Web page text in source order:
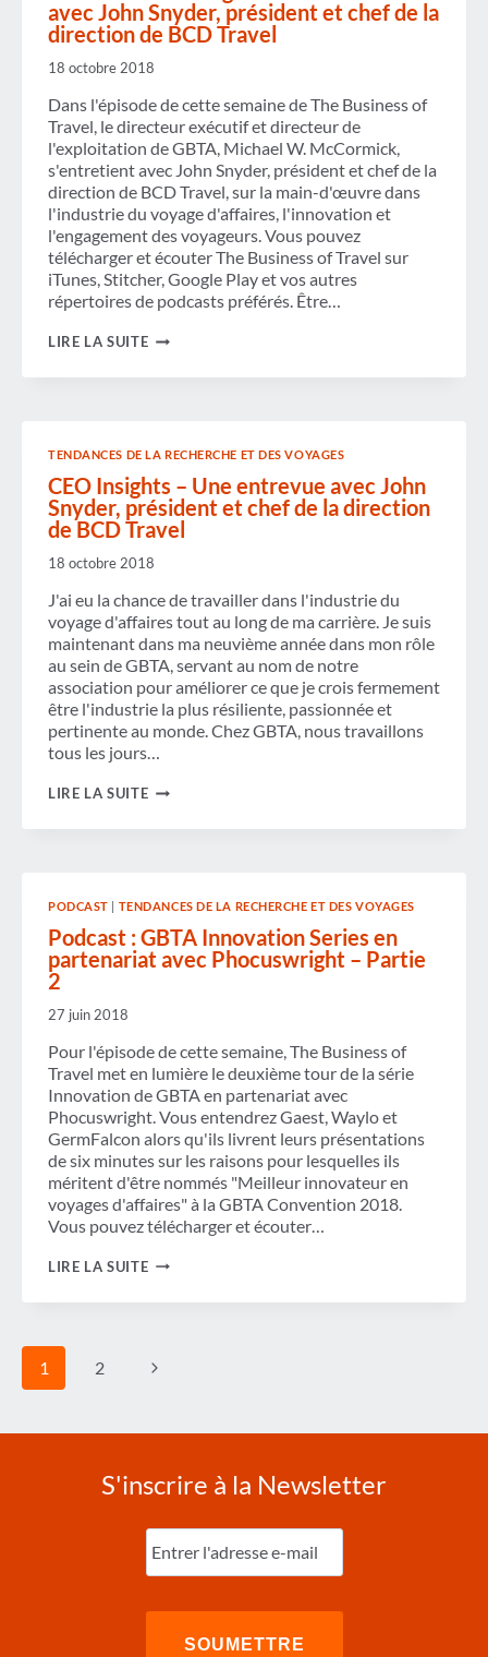
avec John Snyder, président et chef de la
direction de BCD Travel
18 octobre 2018
Dans l'épisode de cette semaine de The Business of
Travel, le directeur exécutif et directeur de
l'exploitation de GBTA, Michael W. McCormick,
s'entretient avec John Snyder, président et chef de la
direction de BCD Travel, sur la main-d'œuvre dans
l'industrie du voyage d'affaires, l'innovation et
l'engagement des voyageurs. Vous pouvez
télécharger et écouter The Business of Travel sur
iTunes, Stitcher, Google Play et vos autres
répertoires de podcasts préférés. Être…
LIRE LA SUITEPODCAST :
JOHN
SNYDER,
PRÉSIDENT
ET
CHEF
LA
DE
BCD
TRAVEL
TENDANCES DE LA RECHERCHE ET DES VOYAGES
CEO Insights – Une entrevue avec John
Snyder, président et chef de la direction
de BCD Travel
18 octobre 2018
J'ai eu la chance de travailler dans l'industrie du
voyage d'affaires tout au long de ma carrière. Je suis
maintenant dans ma neuvième année dans mon rôle
au sein de GBTA, servant au nom de notre
association pour améliorer ce que je crois fermement
être l'industrie la plus résiliente, passionnée et
pertinente au monde. Chez GBTA, nous travaillons
tous les jours…
LIRE LA SUITECEO
SNYDER,
PRÉSIDENT
ET
CHEF
BCD
TRAVEL
PODCAST | TENDANCES DE LA RECHERCHE ET DES VOYAGES
Podcast : GBTA Innovation Series en
partenariat avec Phocuswright – Partie
2
27 juin 2018
Pour l'épisode de cette semaine, The Business of
Travel met en lumière le deuxième tour de la série
Innovation de GBTA en partenariat avec
Phocuswright. Vous entendrez Gaest, Waylo et
GermFalcon alors qu'ils livrent leurs présentations
de six minutes sur les raisons pour lesquelles ils
méritent d'être nommés "Meilleur innovateur en
voyages d'affaires" à la GBTA Convention 2018.
Vous pouvez télécharger et écouter…
LIRE LA SUITEPODCAST
PARTENARIAT
PARTIE
Navigation
de
1 2
Page
S'inscrire à la Newsletter
Entrez
l'e-
mail